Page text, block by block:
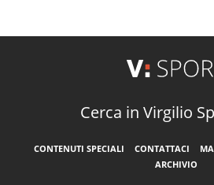
Cerca in Virgilio
CONTENUTI SPECIALI CONTATTACI
ARCHIVIO